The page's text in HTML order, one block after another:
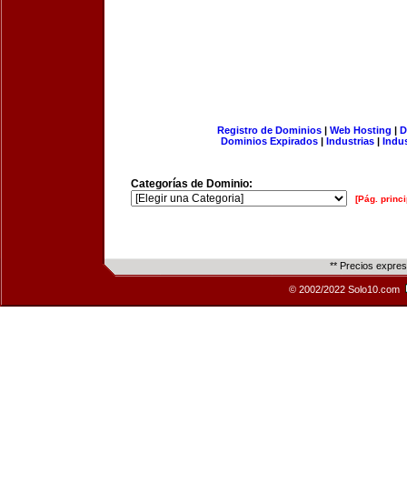
Registro de Dominios| Web Hosting |
Dominios Expirados | Industrias |
Categorías de Dominio:
[Pág.
** Precios
© 2002/2022 Solo10.com